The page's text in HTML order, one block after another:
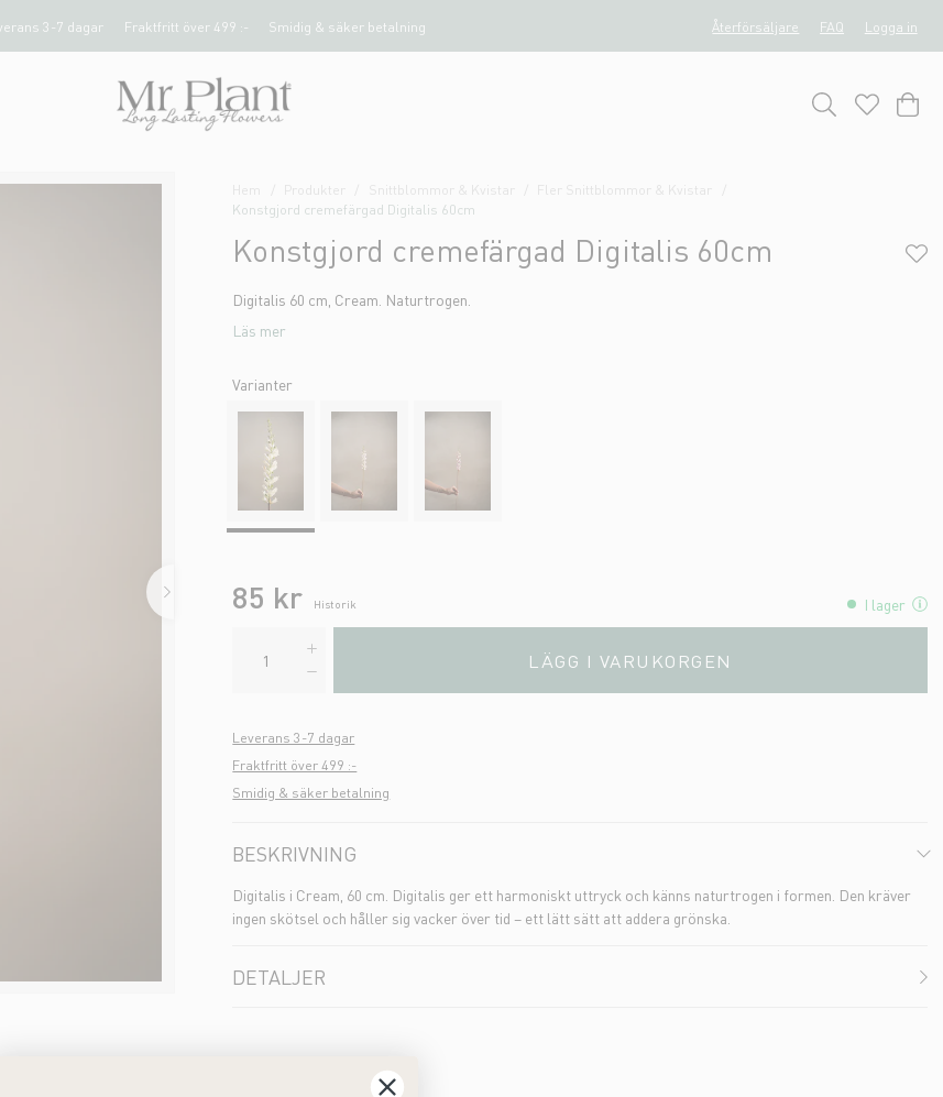
3-7 dagar Fraktfritt över 499 :- Smidig & säker betalning Återförsäljare FAQ Logga in
Hem Produkter Snittblommor & Kvistar
Fler Snittblommor & Kvistar
Konstgjord cremefärgad Digitalis 60cm
Konstgjord cremefärgad Digitalis 60cm
Digitalis 60 cm, Cream. Naturtrogen.
Läs mer
Varianter
85 kr Historik I lager
LÄGG I VARUKORGEN
Leverans 3-7 dagar
Fraktfritt över 499 :-
Smidig & säker betalning
BESKRIVNING
Digitalis i Cream, 60 cm. Digitalis ger ett harmoniskt uttryck och känns naturtrogen i formen. Den kräver
ingen skötsel och håller sig vacker över tid – ett lätt sätt att addera grönska.
DETALJER